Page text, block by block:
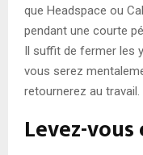
que Headspace ou
pendant une courte
Il suffit de fermer les
vous serez
retournerez au travail.
Levez-